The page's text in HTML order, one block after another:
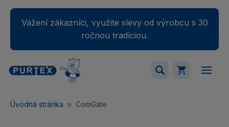
Vážení zákazníci, využite slevy od výrobcu s 30
ročnou tradíciou.
Váš nákupný košík je momentálne prázdny.
Úvodná stránka ComGate